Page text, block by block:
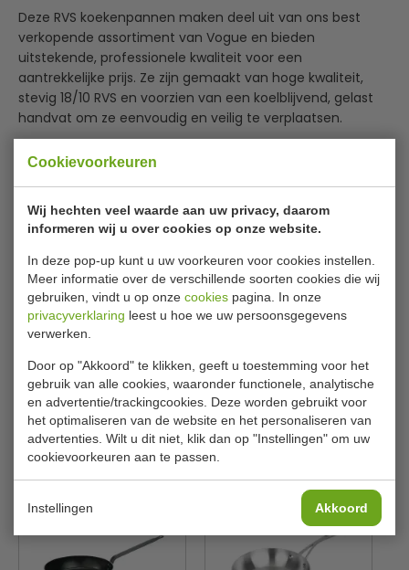
Cookievoorkeuren
Wij hechten veel waarde aan uw privacy, daarom
informeren wij u over cookies op onze website.
In deze pop-up kunt u uw voorkeuren voor cookies instellen.
Meer informatie over de verschillende soorten cookies die wij
gebruiken, vindt u op onze cookies pagina. In onze
privacyverklaring leest u hoe we uw persoonsgegevens
verwerken.
Door op "Akkoord" te klikken, geeft u toestemming voor het
gebruik van alle cookies, waaronder functionele, analytische
en advertentie/trackingcookies. Deze worden gebruikt voor
het optimaliseren van de website en het personaliseren van
advertenties. Wilt u dit niet, klik dan op "Instellingen" om uw
cookievoorkeuren aan te passen.
Instellingen Akkoord
Deze RVS koekenpannen maken deel uit van ons best
verkopende assortiment van Vogue en bieden
uitstekende, professionele kwaliteit voor een
aantrekkelijke prijs. Ze zijn gemaakt van hoge kwaliteit,
stevig 18/10 RVS en voorzien van een koelblijvend, gelast
handvat om ze eenvoudig en veilig te verplaatsen.
Sterke RVS constructie met een lange levensduur
Zeer stevig gelast handvat
Handige schenktuit
0,8mm dikke RVS wand en een 6mm dikke aluminium
bodem
Lees meer
Specificaties
Model
M 926
Afmeting H x Ø
5 x 28 cm
Materiaal
Inhoud
2,72 liter
Gewicht
1,68 kg
Is dit iets voor jou?